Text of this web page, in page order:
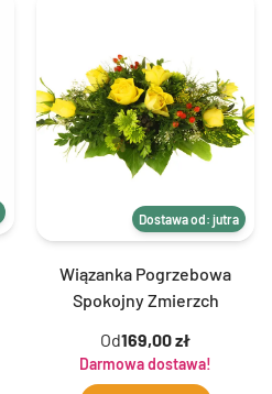
Dostawa od: jutra
Wiązanka Pogrzebowa
Spokojny Zmierzch
Od169,00 zł
Darmowa dostawa!